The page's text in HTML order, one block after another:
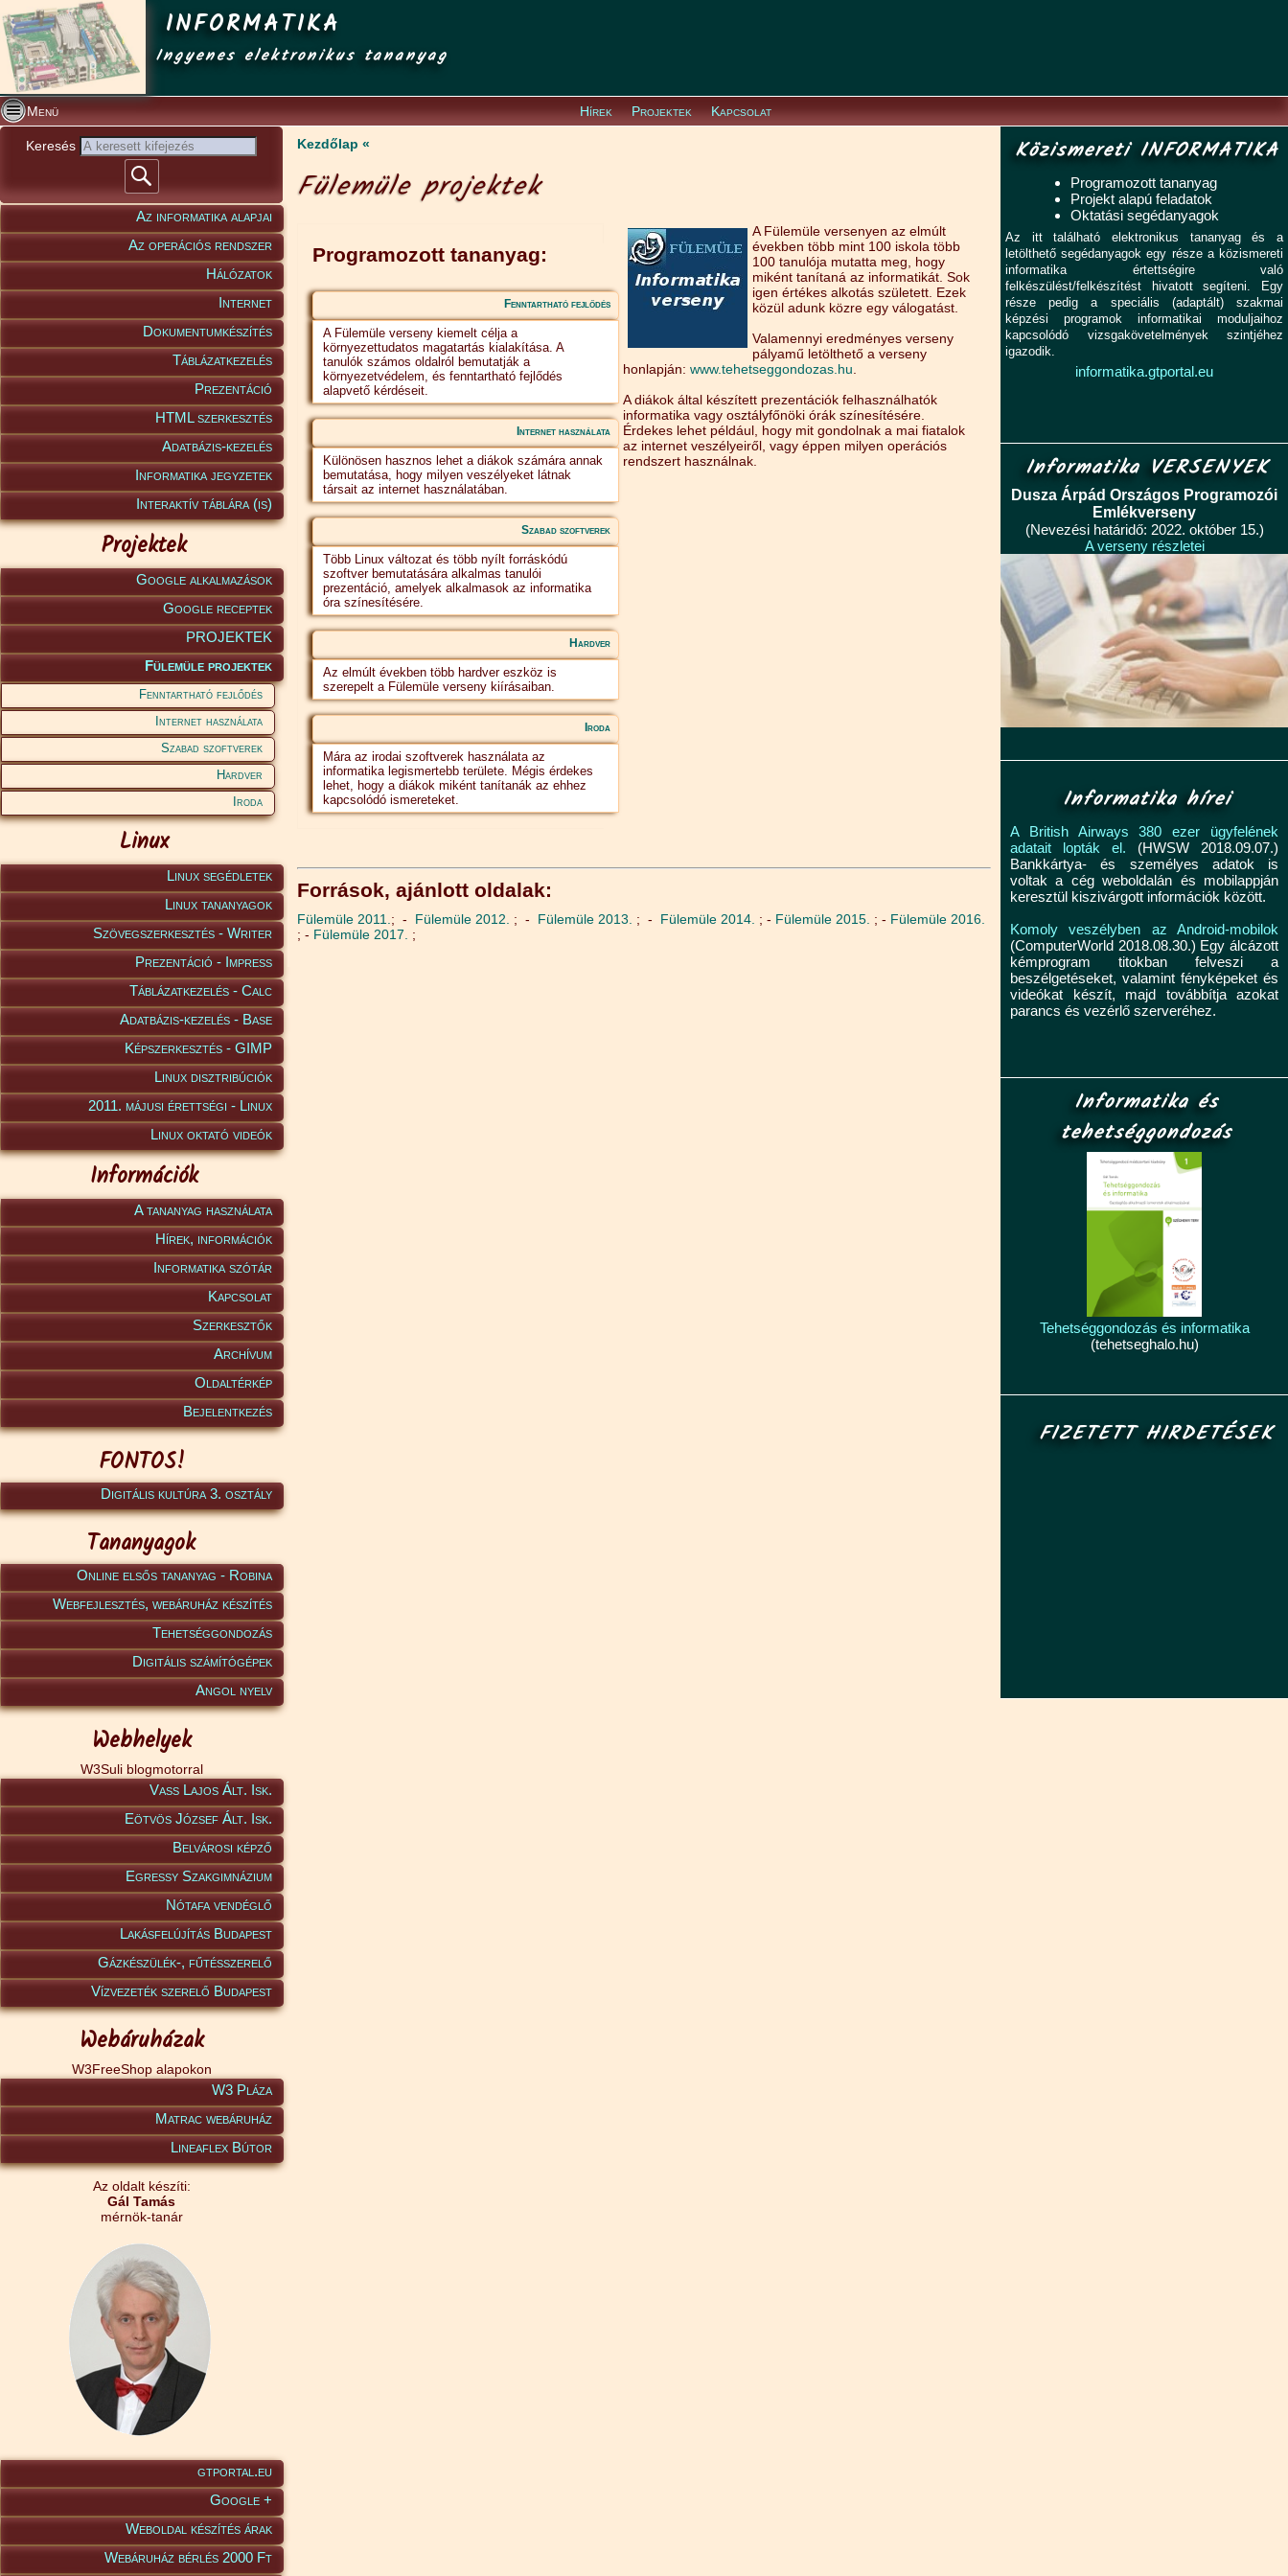
INFORMATIKA
Ingyenes elektronikus tananyag
Menü Hírek Projektek Kapcsolat
Keresés
Az informatika alapjai
Az operációs rendszer
Hálózatok
Internet
Dokumentumkészítés
Táblázatkezelés
Prezentáció
HTML szerkesztés
Adatbázis-kezelés
Informatika jegyzetek
Interaktív táblára (is)
Projektek
Google alkalmazások
Google receptek
PROJEKTEK
Fülemüle projektek
Fenntartható fejlődés
Internet használata
Szabad szoftverek
Hardver
Iroda
Linux
Linux segédletek
Linux tananyagok
Szövegszerkesztés - Writer
Prezentáció - Impress
Táblázatkezelés - Calc
Adatbázis-kezelés - Base
Képszerkesztés - GIMP
Linux disztribúciók
2011. májusi érettségi - Linux
Linux oktató videók
Információk
A tananyag használata
Hírek, információk
Informatika szótár
Kapcsolat
Szerkesztők
Archívum
Oldaltérkép
Bejelentkezés
FONTOS!
Digitális kultúra 3. osztály
Tananyagok
Online elsős tananyag - Robina
Webfejlesztés, webáruház készítés
Tehetséggondozás
Digitális számítógépek
Angol nyelv
Webhelyek
W3Suli blogmotorral
Vass Lajos Ált. Isk.
Eötvös József Ált. Isk.
Belvárosi képző
Egressy Szakgimnázium
Nótafa vendéglő
Lakásfelújítás Budapest
Gázkészülék-, fűtésszerelő
Vízvezeték szerelő Budapest
Webáruházak
W3FreeShop alapokon
W3 Pláza
Matrac webáruház
Lineaflex Bútor
Az oldalt készíti:
Gál Tamás
mérnök-tanár
gtportal.eu
Google +
Weboldal készítés árak
Webáruház bérlés 2000 Ft
Kezdőlap
Fülemüle projektek
Programozott tananyag:
Fenntartható fejlődés
A Fülemüle verseny kiemelt célja a
környezettudatos magatartás kialakítása. A
tanulók számos oldalról bemutatják a
környezetvédelem, és fenntartható fejlődés
alapvető kérdéseit.
Internet használata
Különösen hasznos lehet a diákok számára annak
bemutatása, hogy milyen veszélyeket látnak
társait az internet használatában.
Szabad szoftverek
Több Linux változat és több nyílt forráskódú
szoftver bemutatására alkalmas tanulói
prezentáció, amelyek alkalmasok az informatika
óra színesítésére.
Hardver
Az elmúlt években több hardver eszköz is
szerepelt a Fülemüle verseny kiírásaiban.
Iroda
Mára az irodai szoftverek használata az
informatika legismertebb területe. Mégis érdekes
lehet, hogy a diákok miként tanítanák az ehhez
kapcsolódó ismereteket.
A Fülemüle versenyen az elmúlt
években több mint 100 iskola több
100 tanulója mutatta meg, hogy
miként tanítaná az informatikát. Sok
igen értékes alkotás született. Ezek
közül adunk közre egy válogatást.
Valamennyi eredményes verseny
pályamű letölthető a verseny
honlapján: www.tehetseggondozas.hu
A diákok által készített prezentációk felhasználhatók
informatika vagy osztályfőnöki órák színesítésére.
Érdekes lehet például, hogy mit gondolnak a mai fiatalok
az internet veszélyeiről, vagy éppen milyen operációs
rendszert használnak.
Források, ajánlott oldalak:
Fülemüle 2011. ; - Fülemüle 2012. ; - Fülemüle 2013. ; - Fülemüle 2014. ; - Fülemüle 2015. ; - Fülemüle 2016.
; - Fülemüle 2017. ;
Közismereti INFORMATIKA
Programozott tananyag
Projekt alapú feladatok
Oktatási segédanyagok
Az itt található elektronikus tananyag és a
letölthető segédanyagok egy része a közismereti
informatika értettségire való
felkészülést/felkészítést hivatott segíteni. Egy
része pedig a speciális (adaptált) szakmai
képzési programok informatikai moduljaihoz
kapcsolódó vizsgakövetelmények szintjéhez
igazodik.
informatika.gtportal.eu
Informatika VERSENYEK
Dusza Árpád Országos Programozói
Emlékverseny
(Nevezési határidő: 2022. október 15.)
A verseny részletei
Informatika hírei
A British Airways 380 ezer ügyfelének
adatait lopták el. (HWSW 2018.09.07.)
Bankkártya- és személyes adatok is
voltak a cég weboldalán és mobilappján
keresztül kiszivárgott információk között.
Komoly veszélyben az Android-mobilok
(ComputerWorld 2018.08.30.) Egy álcázott
kémprogram titokban felveszi a
beszélgetéseket, valamint fényképeket és
videókat készít, majd továbbítja azokat
parancs és vezérlő szerveréhez.
Informatika és
tehetséggondozás
Tehetséggondozás és informatika
(tehetseghalo.hu)
FIZETETT HIRDETÉSEK